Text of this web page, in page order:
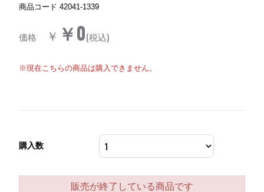
商品コード 42041-1339
価格 ￥ ￥0(税込)
※現在こちらの商品は購入できません。
購入数
販売が終了している商品です